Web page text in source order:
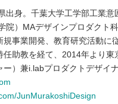
出身。千葉大学工学部工業
院）MAデザインプロダクト
規事業開発、教育研究活動
任助教を経て、2014年より
）兼i.labプロダクトデザイナ
JunMurakoshiDesign